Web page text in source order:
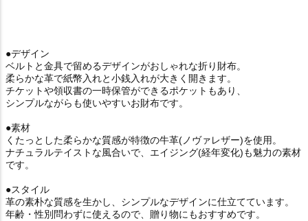
●デザイン
ベルトと金具で留めるデザインがおしゃれな折り財布。
柔らかな革で紙幣入れと小銭入れが大きく開きます。
チケットや領収書の一時保管ができるポケットもあり、
シンプルながらも使いやすいお財布です。
●素材
くたっとした柔らかな質感が特徴の牛革(ノヴァレザー)を使用。
ナチュラルテイストな風合いで、エイジング(経年変化)も魅力の素材
です。
●スタイル
革の素朴な質感を生かし、シンプルなデザインに仕立てています。
年齢・性別問わずに使えるので、贈り物にもおすすめです。